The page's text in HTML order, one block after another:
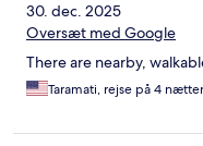
30. dec. 2025
Oversæt med Google
There are nearby,
Taramati, rejse på 4 nætter